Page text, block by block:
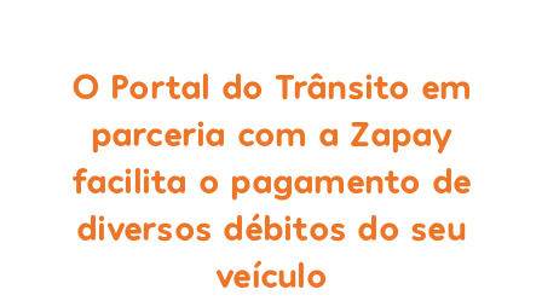
O Portal do Trânsito em
parceria com a Zapay
facilita o pagamento de
diversos débitos do seu
veículo